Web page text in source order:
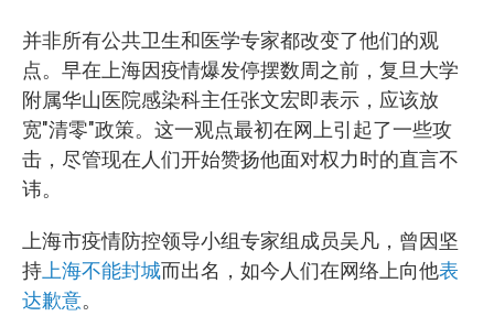
并非所有公共卫生和医学专家都改变了他们的观
点。早在上海因疫情爆发停摆数周之前，复旦大学
附属华山医院感染科主任张文宏即表示，应该放
宽"清零"政策。这一观点最初在网上引起了一些攻
击，尽管现在人们开始赞扬他面对权力时的直言不
讳。
上海市疫情防控领导小组专家组成员吴凡，曾因坚
持 上海不能封城而出名，如今人们在网络上向他表
达歉意。